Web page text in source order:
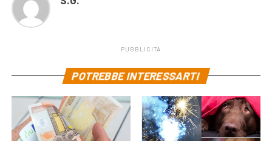
PUBBLICITÀ
POTREBBE INTERESSARTI